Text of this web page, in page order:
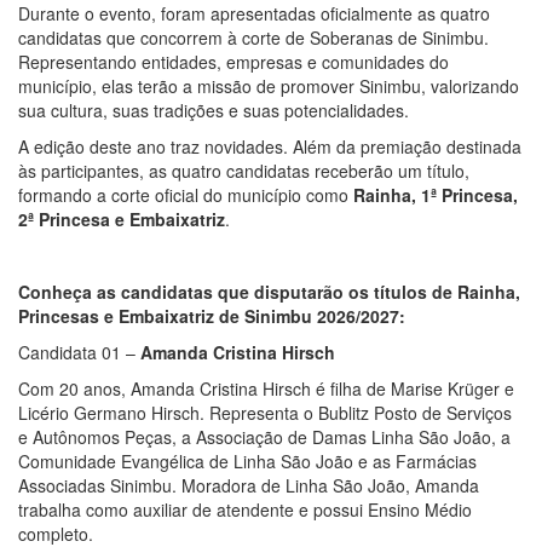
Durante o evento, foram apresentadas oficialmente as quatro
candidatas que concorrem à corte de Soberanas de Sinimbu.
Representando entidades, empresas e comunidades do
município, elas terão a missão de promover Sinimbu, valorizando
sua cultura, suas tradições e suas potencialidades.
A edição deste ano traz novidades. Além da premiação destinada
às participantes, as quatro candidatas receberão um título,
formando a corte oficial do município como Rainha, 1ª Princesa,
2ª Princesa e Embaixatriz.
Conheça as candidatas que disputarão os títulos de Rainha,
Princesas e Embaixatriz de Sinimbu 2026/2027:
Candidata 01 – Amanda Cristina Hirsch
Com 20 anos, Amanda Cristina Hirsch é filha de Marise Krüger e
Licério Germano Hirsch. Representa o Bublitz Posto de Serviços
e Autônomos Peças, a Associação de Damas Linha São João, a
Comunidade Evangélica de Linha São João e as Farmácias
Associadas Sinimbu. Moradora de Linha São João, Amanda
trabalha como auxiliar de atendente e possui Ensino Médio
completo.